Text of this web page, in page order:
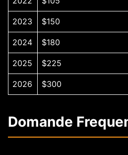
2023 $150
2024 $180
2025 $225
2026 $300
Domande